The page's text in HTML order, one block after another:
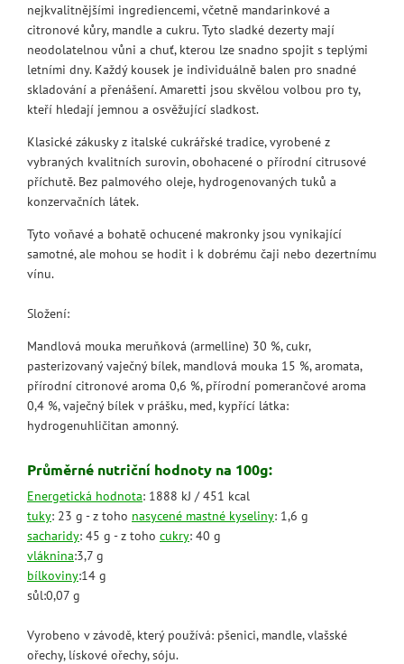
nejkvalitnějšími ingrediencemi, včetně mandarinkové a
citronové kůry, mandle a cukru. Tyto sladké dezerty mají
neodolatelnou vůni a chuť, kterou lze snadno spojit s teplými
letními dny. Každý kousek je individuálně balen pro snadné
skladování a přenášení. Amaretti jsou skvělou volbou pro ty,
kteří hledají jemnou a osvěžující sladkost.
Klasické zákusky z italské cukrářské tradice, vyrobené z
vybraných kvalitních surovin, obohacené o přírodní citrusové
příchutě. Bez palmového oleje, hydrogenovaných tuků a
konzervačních látek.
Tyto voňavé a bohatě ochucené makronky jsou vynikající
samotné, ale mohou se hodit i k dobrému čaji nebo dezertnímu
vínu.
Složení:
Mandlová mouka meruňková (armelline) 30 %, cukr,
pasterizovaný vaječný bílek, mandlová mouka 15 %, aromata,
přírodní citronové aroma 0,6 %, přírodní pomerančové aroma
0,4 %, vaječný bílek v prášku, med, kypřící látka:
hydrogenuhličitan amonný.
Průměrné nutriční hodnoty na 100g:
Energetická hodnota: 1888 kJ / 451 kcal
tuky: 23 g - z toho nasycené mastné kyseliny: 1,6 g
sacharidy: 45 g - z toho cukry: 40 g
vláknina:3,7 g
bílkoviny:14 g
sůl:0,07 g
Vyrobeno v závodě, který používá: pšenici, mandle, vlašské
ořechy, lískové ořechy, sóju.